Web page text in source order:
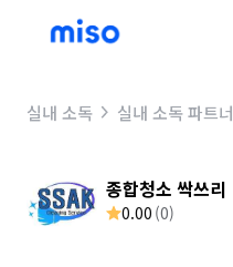
실내 소독 실내 소독 파트너
종합청소 싹쓰리
0.00 (0)